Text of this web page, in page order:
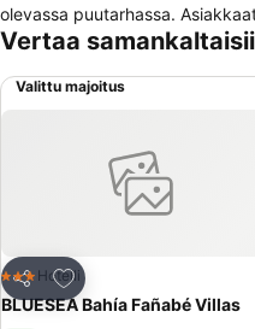
olevassa puutarhassa.
tutustumista varten.
vastaan annettavassa
televisio. Kylpyhuoneissa on
tarjoavat suojaa auringolta.
pöytätennis ja darts sekä
ravintola, baari ja aulabaari.
hotelli tarjoaa naposteltavia.
Vertaa
Valittu majoitus
Jaa
Lisää suosikkeihin
3 Tähtiluokitus
Hotelli
BLUESEA Bahía Fañabé Villas